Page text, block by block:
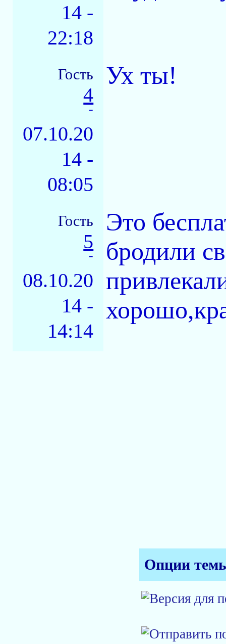
14 -
22:18
Гость
4
-
07.10.20
14 -
08:05
Ух ты!
Гость
5
-
08.10.20
14 -
14:14
Это
бродили
Опции